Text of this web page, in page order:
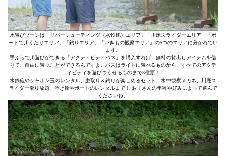
水遊びゾーンは「リバーシューティング（水鉄砲）エリア」「川床スライダーエリア」「ボ
ートで川くだりエリア」「釣りエリア」「いきもの観察エリア」の5つのエリアに分かれてい
ます。
手ぶらで川遊びができる「アクティビティパス」を購入すれば、無料の貸出しアイテムを借
りて、自由に遊ぶことができるんですよ。パスはライトに遊べるものから、すべてのアクテ
ィビティを遊びつくせるものまで3種類！
水鉄砲やシャボン玉のレンタル、虫取り＆釣りが楽しめるセット、水中観察メガネ、川底ス
ライダー滑り放題、浮き輪やボートのレンタルまで！ お子さんの年齢や好みによって選んで
くださいね。